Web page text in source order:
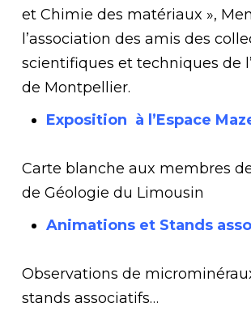
et Chimie des matériaux »,
l’association des amis des
scientifiques et techniques de
de Montpellier.
Exposition à l’Espace
Carte blanche aux membres
de Géologie du Limousin
Animations et Stands
Observations de
stands associatifs…